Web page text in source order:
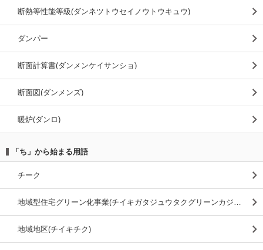
断熱等性能等級(ダンネツトウセイノウトウキュウ)
ダンパー
断面計算書(ダンメンケイサンショ)
断面図(ダンメンズ)
暖炉(ダンロ)
「ち」から始まる用語
チーク
地域型住宅グリーン化事業(チイキガタジュウタクグリーンカジギョウ)
地域地区(チイキチク)